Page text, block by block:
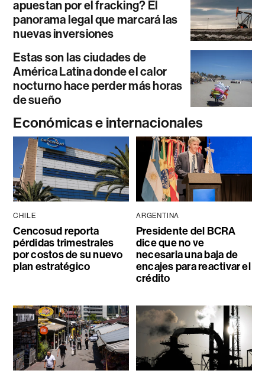
apuestan por el fracking? El
panorama legal que marcará las
nuevas inversiones
Estas son las ciudades de
América Latina donde el calor
nocturno hace perder más horas
de sueño
Económicas e internacionales
CHILE
Cencosud reporta
pérdidas trimestrales
por costos de su nuevo
plan estratégico
ARGENTINA
Presidente del BCRA
dice que no ve
necesaria una baja de
encajes para reactivar el
crédito